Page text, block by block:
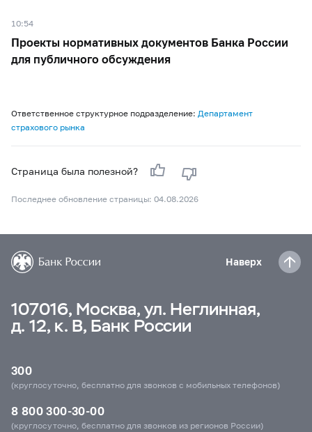
10:54
Проекты нормативных документов Банка России
для публичного обсуждения
Ответственное структурное подразделение: Департамент
страхового рынка
Страница была полезной?
Последнее обновление страницы: 04.08.2026
Наверх
107016, Москва, ул. Неглинная,
д. 12, к. В, Банк России
300
(круглосуточно, бесплатно для звонков с мобильных телефонов)
8 800 300-30-00
(круглосуточно, бесплатно для звонков из регионов России)